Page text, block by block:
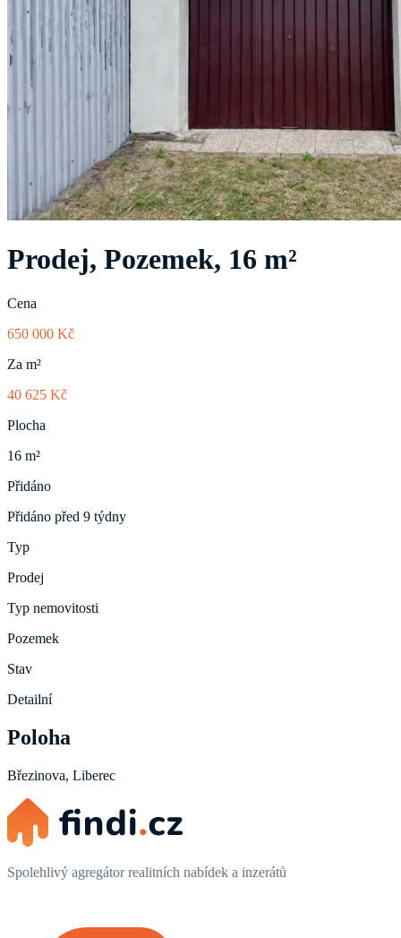
Prodej, Pozemek, 16 m²
Cena
650 000 Kč
Za m²
40 625 Kč
Plocha
16 m²
Přidáno
Přidáno před 9 týdny
Typ
Prodej
Typ nemovitosti
Pozemek
Stav
Detailní
Poloha
Březinova, Liberec
Spolehlivý agregátor realitních nabídek a inzerátů